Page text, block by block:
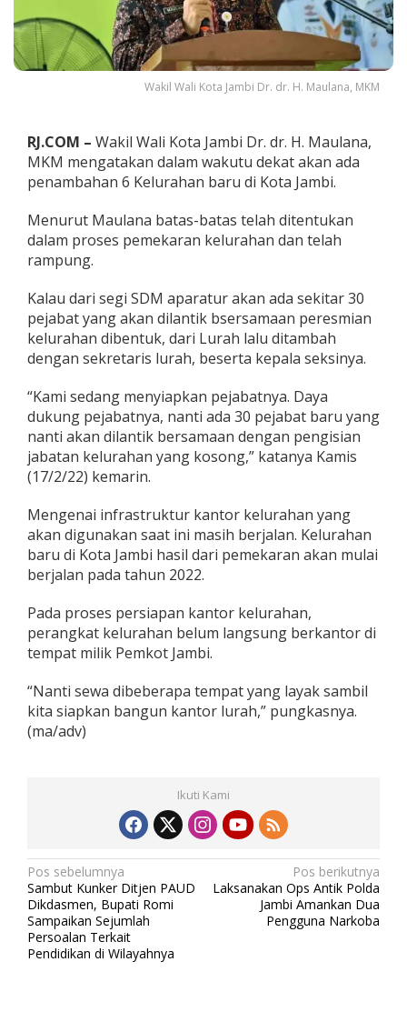
a
h
6
K
e
l
a
h
a
n
a
r
Wakil Wali Kota Jambi Dr. dr. H. Maulana, MKM
RJ.COM – Wakil Wali Kota Jambi Dr. dr. H. Maulana,
MKM mengatakan dalam wakutu dekat akan ada
penambahan 6 Kelurahan baru di Kota Jambi.
Menurut Maulana batas-batas telah ditentukan
dalam proses pemekaran kelurahan dan telah
rampung.
Kalau dari segi SDM aparatur akan ada sekitar 30
pejabat yang akan dilantik bsersamaan peresmian
kelurahan dibentuk, dari Lurah lalu ditambah
dengan sekretaris lurah, beserta kepala seksinya.
“Kami sedang menyiapkan pejabatnya. Daya
dukung pejabatnya, nanti ada 30 pejabat baru yang
nanti akan dilantik bersamaan dengan pengisian
jabatan kelurahan yang kosong,” katanya Kamis
(17/2/22) kemarin.
Mengenai infrastruktur kantor kelurahan yang
akan digunakan saat ini masih berjalan. Kelurahan
baru di Kota Jambi hasil dari pemekaran akan mulai
berjalan pada tahun 2022.
Pada proses persiapan kantor kelurahan,
perangkat kelurahan belum langsung berkantor di
tempat milik Pemkot Jambi.
“Nanti sewa dibeberapa tempat yang layak sambil
kita siapkan bangun kantor lurah,” pungkasnya.
(ma/adv)
Ikuti Kami
N
a
v
i
Pos sebelumnya
Sambut Kunker Ditjen PAUD
Dikdasmen, Bupati Romi
Sampaikan Sejumlah
Persoalan Terkait
Pendidikan di Wilayahnya
Pos berikutnya
Laksanakan Ops Antik Polda
Jambi Amankan Dua
Pengguna Narkoba